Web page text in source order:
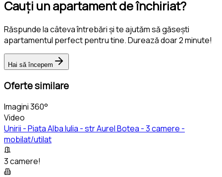
Cauți un apartament de închiriat?
Răspunde la câteva întrebări și te ajutăm să găsești
apartamentul perfect pentru tine. Durează doar 2 minute!
Hai să începem
Oferte similare
Imagini 360°
Video
Unirii - Piata Alba Iulia - str Aurel Botea - 3 camere -
mobilat/utilat
3 camere!